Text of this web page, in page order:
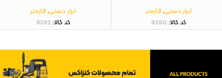
ابزار دستی,فازمتر
کد کالا: 9290
ابزار دستی,فازمتر
کد کالا: 9292